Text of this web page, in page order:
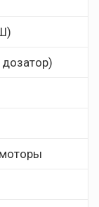
дозатор)